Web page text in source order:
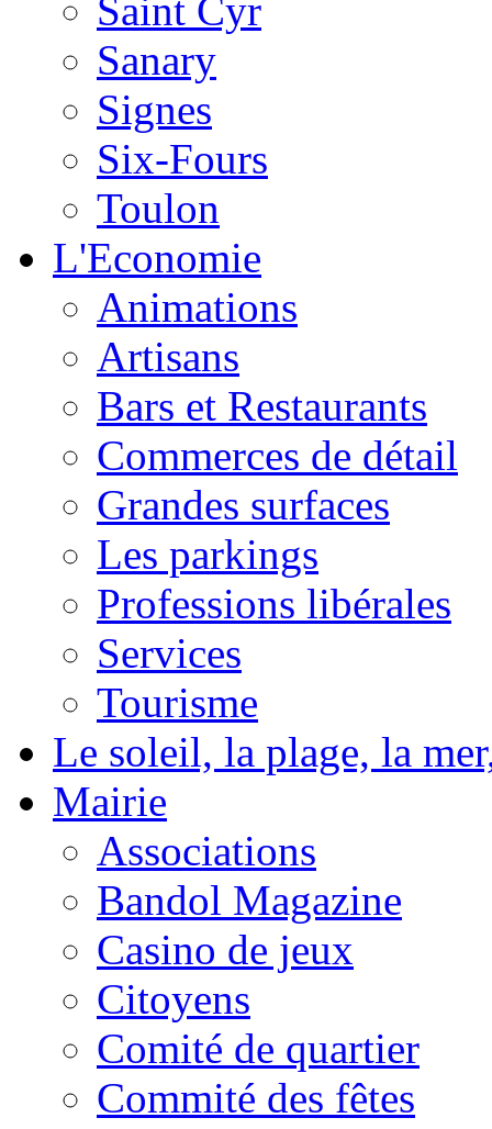
Saint Cyr
Sanary
Signes
Six-Fours
Toulon
L'Economie
Animations
Artisans
Bars et Restaurants
Commerces de détail
Grandes surfaces
Les parkings
Professions libérales
Services
Tourisme
Le soleil, la plage, la
Mairie
Associations
Bandol Magazine
Casino de jeux
Citoyens
Comité de quartier
Commité des fêtes